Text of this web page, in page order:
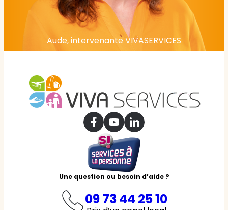
Aude, intervenante VIVASERVICES
Une question ou besoin d’aide ?
09 73 44 25 10